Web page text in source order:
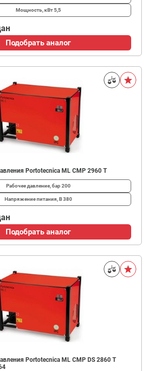
Мощность, кВт5,5
Подобрать аналог
Portotecnica ML CMP 2960 T
Рабочее давление, бар200
Напряжение питания, В380
Подобрать аналог
Portotecnica ML CMP DS 2860 T